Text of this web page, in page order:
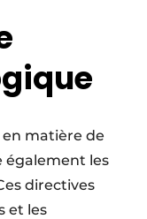
matière de
également les
directives
et les